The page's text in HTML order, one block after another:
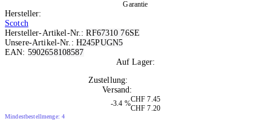
Garantie
Hersteller:
Scotch
Hersteller-Artikel-Nr.:RF67310 76SE
Unsere-Artikel-Nr.: H245PUGN5
EAN: 5902658108587
Auf Lager:
Zustellung:
Versand:
-3.4 %
CHF 7.45
CHF 7.20
Mindestbestellmenge: 4